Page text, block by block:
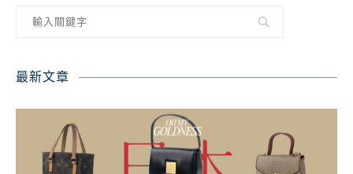
最新文章